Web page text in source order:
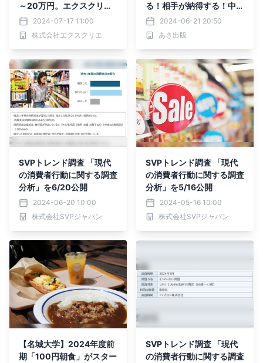
～20万円。エクスクリエ
が「海外旅行に関する調査
結果」（全12項目）を発
表
2024-07-17 11:00
株式会社エクスクリエ
る！相手が納得する！中小
企業の「値上げ」入門（キ
ンドル電子書籍）
2024-06-21 20:50
あさ出版
SVPトレンド調査 「現代
の消費者行動に関する調査
分析」を6/20公開
2024-06-20 10:00
株式会社SVPジャパン
SVPトレンド調査 「現代
の消費者行動に関する調査
分析」を5/16公開
2024-05-16 10:00
株式会社SVPジャパン
【名城大学】2024年度前
期「100円朝食」がスター
SVPトレンド調査 「現代
の消費者行動に関する調査